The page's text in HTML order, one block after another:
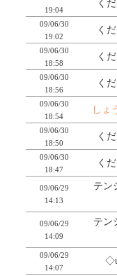
19:04
く
09/06/30
19:02
く
09/06/30
18:58
く
09/06/30
18:56
く
09/06/30
18:54
しょ
09/06/30
18:50
く
09/06/30
18:47
く
09/06/29
14:13
テン
09/06/29
14:09
テン
09/06/29
14:07